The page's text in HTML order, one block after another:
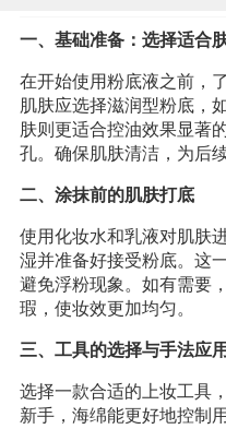
一、基础准备：选择适合
在开始使用粉底液之前，
肌肤应选择滋润型粉底，
肤则更适合控油效果显著
孔。确保肌肤清洁，为后
二、涂抹前的肌肤打底
使用化妆水和乳液对肌肤
湿并准备好接受粉底。这
避免浮粉现象。如有需要
瑕，使妆效更加均匀。
三、工具的选择与手法应用
选择一款合适的上妆工具
新手，海绵能更好地控制